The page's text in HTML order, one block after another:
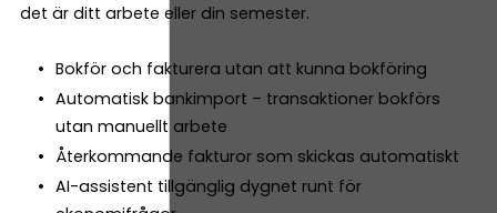
det är ditt arbete eller din semester.
Bokför och fakturera utan att kunna bokföring
Automatisk bankimport – transaktioner bokförs
utan manuellt arbete
Återkommande fakturor som skickas automatiskt
AI-assistent tillgänglig dygnet runt för